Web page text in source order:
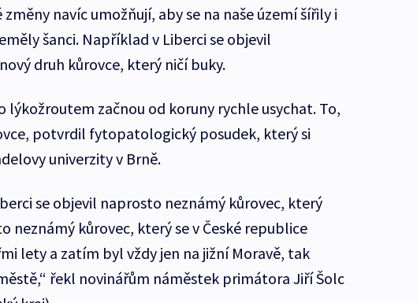
navíc umožňují, aby se na naše území šířily i
šanci. Například v Liberci se objevil
druh kůrovce, který ničí buky.
začnou od koruny rychle usychat. To,
potvrdil fytopatologický posudek, který si
univerzity v Brně.
se objevil naprosto neznámý kůrovec, který
neznámý kůrovec, který se v České republice
lety a zatím byl vždy jen na jižní Moravě, tak
řekl novinářům náměstek primátora Jiří Šolc